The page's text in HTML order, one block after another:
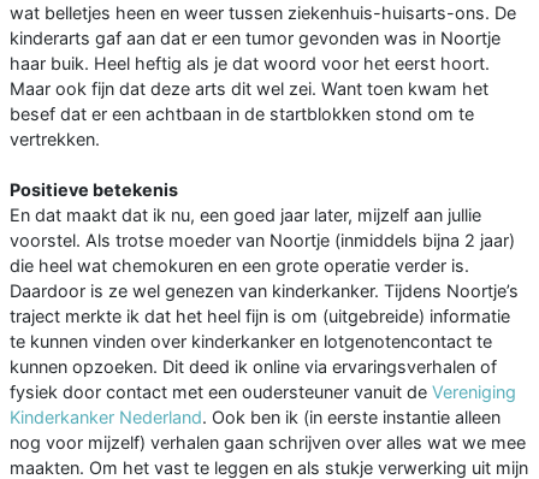
wat belletjes heen en weer tussen ziekenhuis-huisarts-ons. De
kinderarts gaf aan dat er een tumor gevonden was in Noortje
haar buik. Heel heftig als je dat woord voor het eerst hoort.
Maar ook fijn dat deze arts dit wel zei. Want toen kwam het
besef dat er een achtbaan in de startblokken stond om te
vertrekken.
Positieve betekenis
En dat maakt dat ik nu, een goed jaar later, mijzelf aan jullie
voorstel. Als trotse moeder van Noortje (inmiddels bijna 2 jaar)
die heel wat chemokuren en een grote operatie verder is.
Daardoor is ze wel genezen van kinderkanker. Tijdens Noortje’s
traject merkte ik dat het heel fijn is om (uitgebreide) informatie
te kunnen vinden over kinderkanker en lotgenotencontact te
kunnen opzoeken. Dit deed ik online via ervaringsverhalen of
fysiek door contact met een oudersteuner vanuit de Vereniging
Kinderkanker Nederland. Ook ben ik (in eerste instantie alleen
nog voor mijzelf) verhalen gaan schrijven over alles wat we mee
maakten. Om het vast te leggen en als stukje verwerking uit mijn